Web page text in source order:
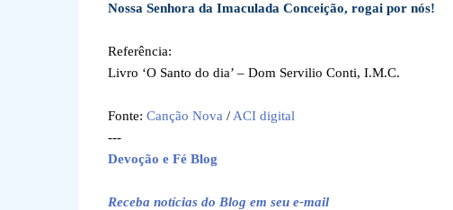
Nossa Senhora da Imaculada Conceição, rogai por nós!
Referência:
Livro ‘O Santo do dia’ – Dom Servilio Conti, I.M.C.
Fonte: Canção Nova / ACI digital
---
Devoção e Fé Blog
Receba notícias do Blog em seu e-mail